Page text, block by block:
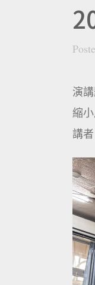
演
縮
講